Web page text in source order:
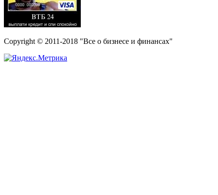
Copyright © 2011-2018 "Все о бизнесе и финансах"